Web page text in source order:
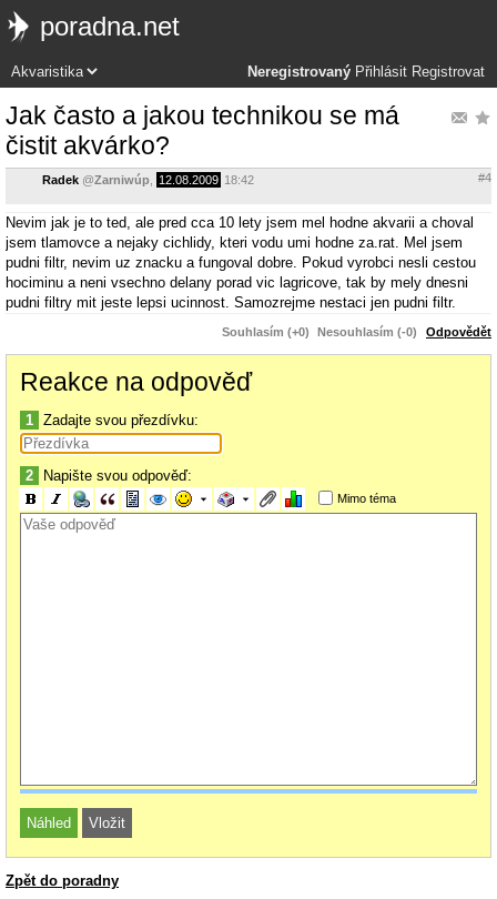
poradna.net
Neregistrovaný Přihlásit Registrovat
Jak často a jakou technikou se má
čistit akvárko?
Radek @Zarniwúp 12.08.2009 18:42 #4
Nevim jak je to ted, ale pred cca 10 lety jsem mel hodne akvarii a choval
jsem tlamovce a nejaky cichlidy, kteri vodu umi hodne za.rat. Mel jsem
pudni filtr, nevim uz znacku a fungoval dobre. Pokud vyrobci nesli cestou
hociminu a neni vsechno delany porad vic lagricove, tak by mely dnesni
pudni filtry mit jeste lepsi ucinnost. Samozrejme nestaci jen pudni filtr.
Souhlasím (+0) Nesouhlasím (-0) Odpovědět
Reakce na odpověď
1 Zadajte svou přezdívku:
2 Napište svou odpověď:
Mimo téma
Zpět do poradny